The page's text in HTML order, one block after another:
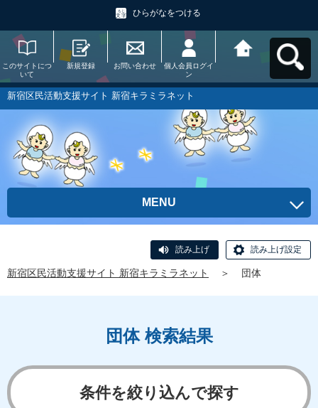
ひらがなをつける
このサイトにつ
いて
新規登録 お問い合わせ
個人会員ログイ
ン
ラミラネットへ
新宿区民活動支援サイト 新宿キラミラネット
MENU
読み上げ 読み上げ設定
新宿区民活動支援サイト 新宿キラミラネット ＞ 団体
団体 検索結果
条件を絞り込んで探す